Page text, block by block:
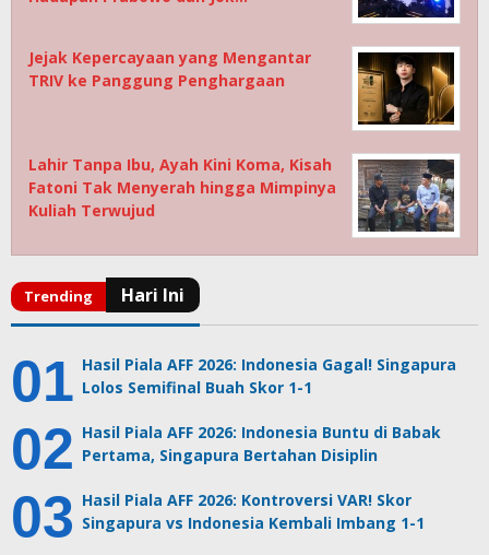
Jejak Kepercayaan yang Mengantar
TRIV ke Panggung Penghargaan
Lahir Tanpa Ibu, Ayah Kini Koma, Kisah
Fatoni Tak Menyerah hingga Mimpinya
Kuliah Terwujud
Hasil Piala AFF 2026: Indonesia Gagal! Singapura
Lolos Semifinal Buah Skor 1-1
Hasil Piala AFF 2026: Indonesia Buntu di Babak
Pertama, Singapura Bertahan Disiplin
Hasil Piala AFF 2026: Kontroversi VAR! Skor
Singapura vs Indonesia Kembali Imbang 1-1